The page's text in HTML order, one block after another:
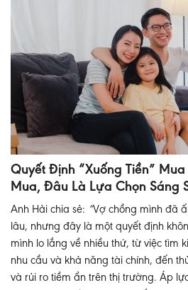
Quyết Định “Xuống Tiền”
Mua, Đâu Là Lựa Chọn Sáng
Anh Hải chia sẻ: “Vợ chồng mình đã
lâu, nhưng đây là một quyết định
mình lo lắng về nhiều thứ, từ việc tìm
nhu cầu và khả năng tài chính, đến
và rủi ro tiềm ẩn trên thị trường. Áp